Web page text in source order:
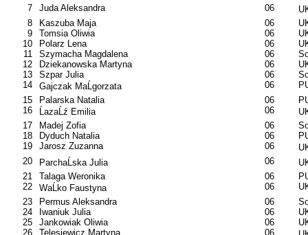
7
Juda Aleksandra 06
8
Kaszuba Maja 06
9
Tomsia Oliwia 06
10
Polarz Lena 06
11
Szymacha Magdalena 06
12
Dziekanowska Martyna 06
13
Szpar Julia 06
14
Gajczak MaĹgorzata 06
15
Palarska Natalia 06
16
ĹazaĹź Emilia 06
17
Madej Zofia 06
18
Dyduch Natalia 06
19
Jarosz Zuzanna 06
20
ParchaĹska Julia 06
21
Talaga Weronika 06
22
WaĹko Faustyna 06
23
Permus Aleksandra 06
24
Iwaniuk Julia 06
25
Jankowiak Oliwia 06
26
Telesiewicz Martyna 06